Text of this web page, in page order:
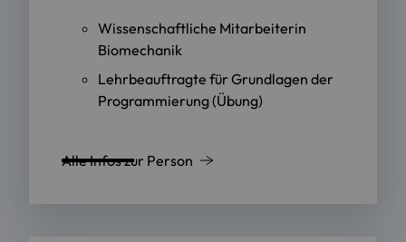
Wissenschaftliche Mitarbeiterin
Biomechanik
Lehrbeauftragte für Grundlagen der
Programmierung (Übung)
Alle Infos zur Person